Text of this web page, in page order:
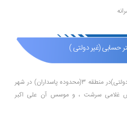
حسابی (غیر دولتی )
مدرسهدکتر حسابی پسرانه(غیر دولتی)در منطقه 3(محدوده پاسداران) در شهر
غلامی سرشت ، و موسس آن علی اکبر